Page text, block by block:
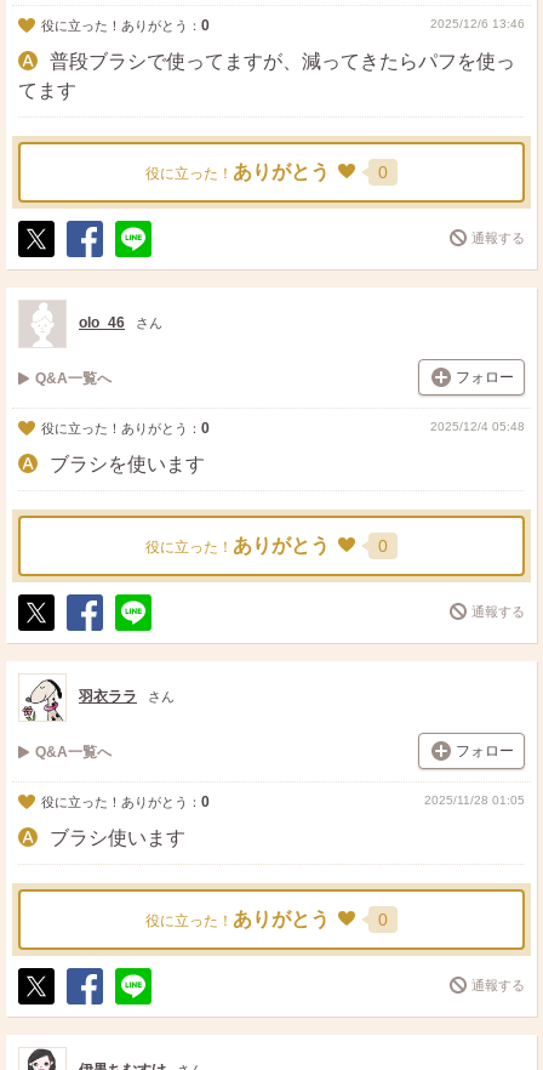
役に立った！ありがとう： 0 2025/12/6 13:46
普段ブラシで使ってますが、減ってきたらパフを使っ
てます
役に立った！ ありがとう 0
ポ
ス
ト
シ
ェ
送
る
通報する
olo_46 さん
Q&A一覧へ フォロー
役に立った！ありがとう： 0 2025/12/4 05:48
ブラシを使います
役に立った！ ありがとう 0
ポ
ス
ト
シ
ェ
送
る
通報する
羽衣ララ さん
Q&A一覧へ フォロー
役に立った！ありがとう： 0 2025/11/28 01:05
ブラシ使います
役に立った！ ありがとう 0
ポ
ス
ト
シ
ェ
送
る
通報する